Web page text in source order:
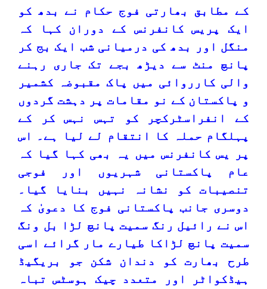
کے مطابق بھارتی فوج حکام نے بدھ کو
ایک پریس کانفرنس کے دوران کہا کہ
منگل اور بدھ کی درمیانی شب ایک بج کر
پانچ منٹ سے دیڑھ بجے تک جاری رہنے
والی کارروائی میں پاک مقبوضہ کشمیر
و پاکستان کے نو مقامات پر دہشت گردوں
کے انفراسٹرکچر کو تہس نہس کر کے
پہلگام حملہ کا انتقام لے لیا ہے۔ اس
پر یس کانفرنس میں یہ بھی کہا گیا کہ
عام پاکستانی شہریوں اور فوجی
تنصیبات کو نشانہ نہیں بنایا گیا۔
دوسری جانب پاکستانی فوج کا دعویٰ کہ
اس نے رائیل رنگ سمیت پانچ لڑا بل ونگ
سمیت پانچ لڑاکا طیارے مار گرائے اسی
طرح بھارت کو دندان شکن جو بریگیڈ
ہیڈکواٹر اور متعدد چیک ہوسٹس تباہ